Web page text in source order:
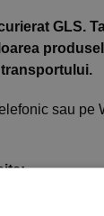
GLS.
sau
după care